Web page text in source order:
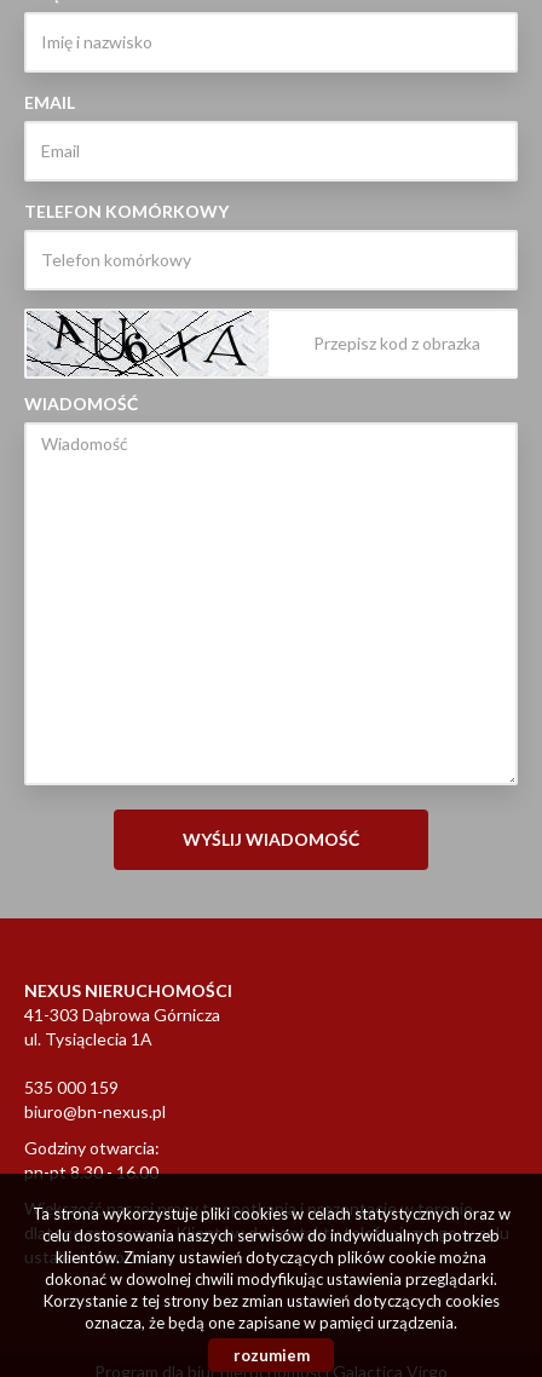
EMAIL
TELEFON KOMÓRKOWY
WIADOMOŚĆ
NEXUS NIERUCHOMOŚCI
41-303 Dąbrowa Górnicza
ul. Tysiąclecia 1A
535 000 159
biuro@bn-nexus.pl
Godziny otwarcia:
pn-pt 8.30 - 16.00
Większość naszej pracy to spotkania i prezentacje w terenie
dlatego zapraszamy Klientów do kontaktu telefonicznego w celu
ustalenia spotkania.
Program dla biur nieruchomościGalactica Virgo
Ta strona wykorzystuje pliki cookies w celach statystycznych oraz w
celu dostosowania naszych serwisów do indywidualnych potrzeb
klientów. Zmiany ustawień dotyczących plików cookie można
dokonać w dowolnej chwili modyfikując ustawienia przeglądarki.
Korzystanie z tej strony bez zmian ustawień dotyczących cookies
oznacza, że będą one zapisane w pamięci urządzenia.
rozumiem